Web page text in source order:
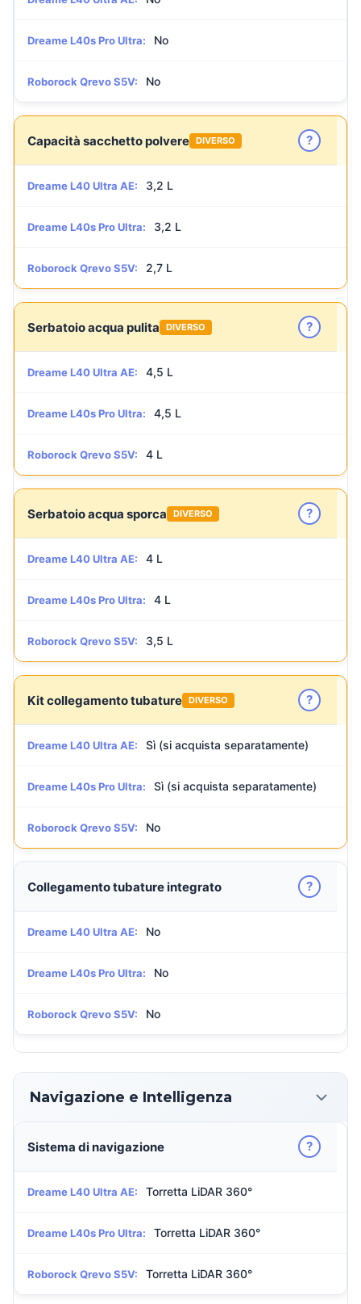
Dreame L40s Pro Ultra: No
Roborock Qrevo S5V: No
Capacità sacchetto polvere DIVERSO ?
Dreame L40 Ultra AE: 3,2 L
Dreame L40s Pro Ultra: 3,2 L
Roborock Qrevo S5V: 2,7 L
Serbatoio acqua pulita DIVERSO ?
Dreame L40 Ultra AE: 4,5 L
Dreame L40s Pro Ultra: 4,5 L
Roborock Qrevo S5V: 4 L
Serbatoio acqua sporca DIVERSO ?
Dreame L40 Ultra AE: 4 L
Dreame L40s Pro Ultra: 4 L
Roborock Qrevo S5V: 3,5 L
Kit collegamento tubature DIVERSO ?
Dreame L40 Ultra AE: Sì (si acquista separatamente)
Dreame L40s Pro Ultra: Sì (si acquista separatamente)
Roborock Qrevo S5V: No
Collegamento tubature integrato ?
Dreame L40 Ultra AE: No
Dreame L40s Pro Ultra: No
Roborock Qrevo S5V: No
Navigazione e Intelligenza
Sistema di navigazione ?
Dreame L40 Ultra AE: Torretta LiDAR 360°
Dreame L40s Pro Ultra: Torretta LiDAR 360°
Roborock Qrevo S5V: Torretta LiDAR 360°